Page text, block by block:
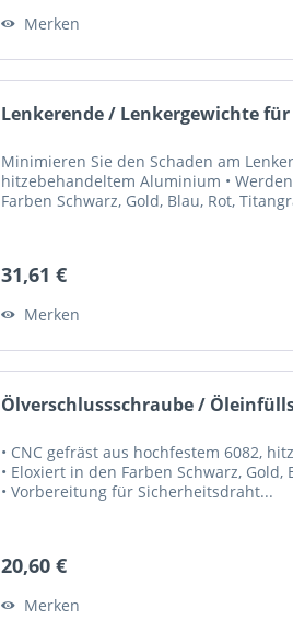
Merken
Lenkerende / Lenkergewichte
Minimieren Sie den Schaden am
hitzebehandeltem Aluminium •
Farben Schwarz, Gold, Blau, Rot,
31,61 €
Merken
Ölverschlussschraube /
• CNC gefräst aus hochfestem 6082,
• Eloxiert in den Farben Schwarz,
• Vorbereitung für Sicherheitsdraht...
20,60 €
Merken